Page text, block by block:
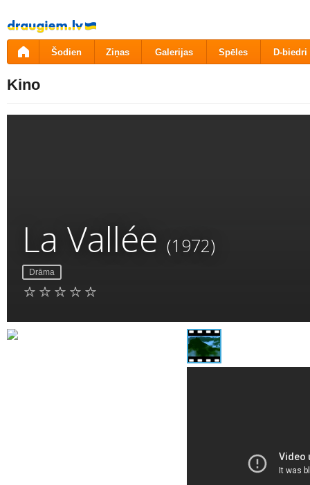
Pāriet
uz
saturu
Šodien Ziņas Galerijas Spēles D-biedri
Kino
La Vallée (1972)
Drāma